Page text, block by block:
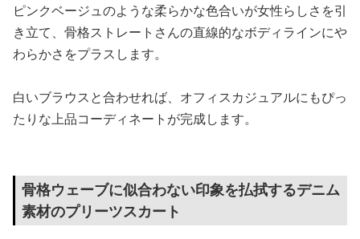
ピンクベージュのような柔らかな色合いが女性らしさを引
き立て、骨格ストレートさんの直線的なボディラインにや
わらかさをプラスします。
白いブラウスと合わせれば、オフィスカジュアルにもぴっ
たりな上品コーディネートが完成します。
骨格ウェーブに似合わない印象を払拭するデニム
素材のプリーツスカート